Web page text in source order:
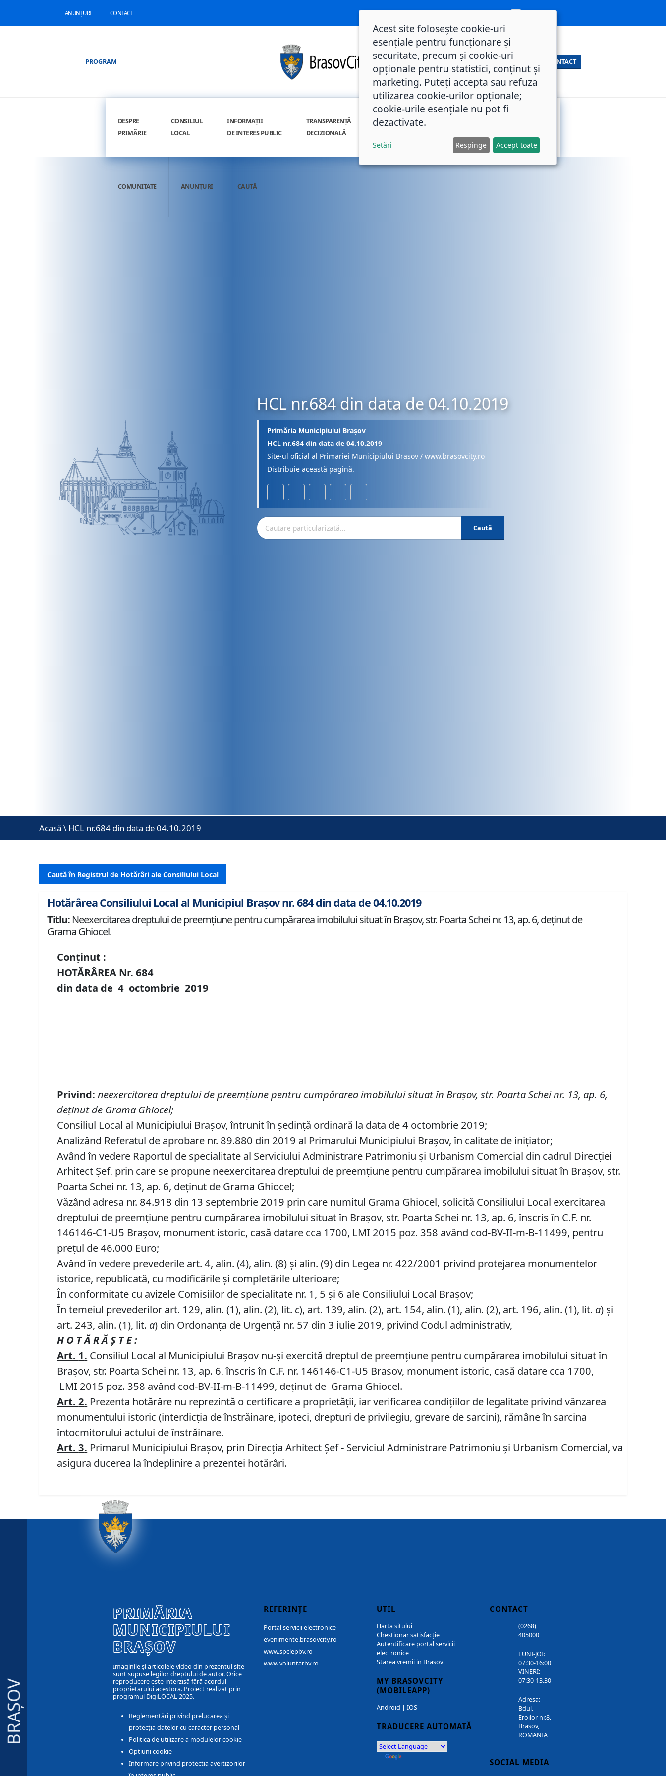
ANUNȚURI CONTACT
PROGRAM CONTACT
DESPRE
PRIMĂRIE
CONSILIUL
LOCAL
INFORMAȚII
DE INTERES PUBLIC
TRANSPARENȚĂ
DECIZIONALĂ
INTEGRITATE
COMUNITATE ANUNȚURI CAUTĂ
HCL nr.684 din data de 04.10.2019
Primăria Municipiului Brașov
HCL nr.684 din data de 04.10.2019
Site-ul oficial al Primariei Municipiului Brasov / www.brasovcity.ro
Distribuie această pagină.
Caută
Acasă \ HCL nr.684 din data de 04.10.2019
Caută în Registrul de Hotărâri ale Consiliului Local
Hotărârea Consiliului Local al Municipiul Brașov nr. 684 din data de 04.10.2019
Titlu: Neexercitarea dreptului de preemţiune pentru cumpărarea imobilului situat în Braşov, str. Poarta Schei nr. 13, ap. 6, deţinut de
Grama Ghiocel.
Conținut :
HOTĂRÂREA Nr.684
din data de 4 octombrie2019
Privind: neexercitarea dreptului de preemţiune pentru cumpărarea imobilului situat în Braşov,str. Poarta Schei nr. 13, ap. 6,
deţinut de Grama Ghiocel;
Consiliul Local al Municipiului Brașov, întrunit în ședință ordinară la data de 4 octombrie 2019;
Analizând Referatul de aprobare nr. 89.880 din 2019 al Primarului Municipiului Braşov, în calitate de inițiator;
Având în vedere Raportul de specialitate al Serviciului Administrare Patrimoniu şi Urbanism Comercial din cadrul Direcției
Arhitect Șef, prin care se propune neexercitarea dreptului de preemţiune pentru cumpărarea imobilului situat în Braşov, str.
Poarta Schei nr. 13, ap. 6, deţinut de Grama Ghiocel;
Văzând adresa nr. 84.918 din 13 septembrie 2019 prin care numitul Grama Ghiocel, solicită Consiliului Local exercitarea
dreptului de preemţiune pentru cumpărarea imobilului situat în Braşov, str. Poarta Schei nr. 13, ap. 6, înscris în C.F. nr.
146146-C1-U5 Braşov, monument istoric, casă datare cca 1700, LMI 2015 poz. 358 având cod-BV-II-m-B-11499, pentru
preţul de 46.000 Euro;
Având în vedere prevederile art. 4, alin. (4), alin. (8) şi alin. (9) din Legea nr. 422/2001 privind protejarea monumentelor
istorice, republicată, cu modificările şi completările ulterioare;
În conformitate cu avizele Comisiilor de specialitate nr. 1, 5 și 6 ale Consiliului Local Brașov;
În temeiul prevederilor art. 129, alin. (1), alin. (2), lit. c), art. 139, alin. (2), art. 154, alin. (1), alin. (2), art. 196, alin. (1), lit. a) și
art. 243, alin. (1), lit. a) din Ordonanța de Urgență nr. 57 din 3 iulie 2019, privind Codul administrativ,
H O T Ă R Ă Ş T E :
Art. 1. Consiliul Local al Municipiului Braşov nu-şi exercită dreptul de preemţiune pentru cumpărarea imobilului situat în
Braşov, str. Poarta Schei nr. 13, ap. 6, înscris în C.F. nr. 146146-C1-U5 Braşov, monument istoric, casă datare cca 1700,
LMI 2015 poz. 358 având cod-BV-II-m-B-11499, deţinut de Grama Ghiocel.
Art. 2. Prezenta hotărâre nu reprezintă o certificare a proprietăţii, iar verificarea condiţiilor de legalitate privind vânzarea
monumentului istoric (interdicţia de înstrăinare, ipoteci, drepturi de privilegiu, grevare de sarcini), rămâne în sarcina
întocmitorului actului de înstrăinare.
Art. 3. Primarul Municipiului Braşov, prin Direcția Arhitect Șef - Serviciul Administrare Patrimoniu şi Urbanism Comercial, va
asigura ducerea la îndeplinire a prezentei hotărâri.
BRAȘOV
PRIMĂRIA
MUNICIPIULUI
BRAȘOV
Imaginile și articolele video din prezentul site
sunt supuse legilor dreptului de autor. Orice
reproducere este interzisă fără acordul
proprietarului acestora. Proiect realizat prin
programul DigiLOCAL 2025.
Reglementări privind prelucarea și
protecția datelor cu caracter personal
Politica de utilizare a modulelor cookie
Optiuni cookie
Informare privind protectia avertizorilor
REFERINȚE
Portal servicii electronice
evenimente.brasovcity.ro
www.spclepbv.ro
www.voluntarbv.ro
UTIL
Harta sitului
Chestionar satisfacție
Autentificare portal servicii
electronice
Starea vremii in Brașov
MY BRASOVCITY
(MOBILEAPP)
Android | IOS
TRADUCERE AUTOMATĂ
CONTACT
(0268)
405000
LUNI-JOI:
07:30-16:00
VINERI:
07:30-13.30
Adresa:
Bdul.
Eroilor nr.8,
Brasov,
ROMANIA
SOCIAL MEDIA
Acest site folosește cookie-uri
esențiale pentru funcționare și
securitate, precum și cookie-uri
opționale pentru statistici, conținut și
marketing. Puteți accepta sau refuza
utilizarea cookie-urilor opționale;
cookie-urile esențiale nu pot fi
dezactivate.
Setări Respinge Accept toate